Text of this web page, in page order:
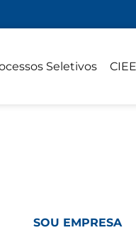
Seletivos
SOU EMPRESA